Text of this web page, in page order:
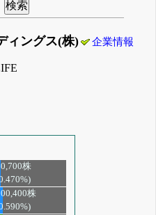
ィングス(株) 企業情報
株
株